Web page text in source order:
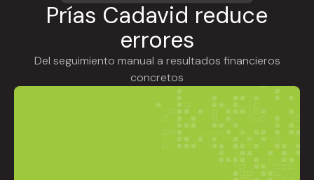
Prías Cadavid reduce
errores
Del seguimiento manual a resultados financieros
concretos